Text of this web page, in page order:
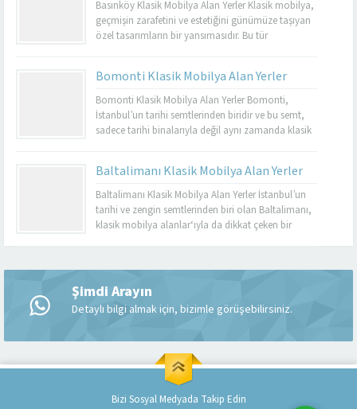
Basınköy Klasik Mobilya Alan Yerler Klasik mobilya,
geçmişin zarafetini ve estetiğini günümüze taşıyan
özel tasarımların bir yansımasıdır. Bu tür
mobilya alan yerler, bu tür özel parçaları
değerlendirmek isteyenler için mükemmel bir
seçenektir. Eğer siz de eski mobilyalarınızı satmayı...
Bomonti Klasik Mobilya Alan Yerler
Bomonti Klasik Mobilya Alan Yerler Bomonti,
İstanbul’un tarihi semtlerinden biridir ve bu semt,
sadece tarihi binalarıyla değil aynı zamanda klasik
bir semt olup, bu semtte klasik mobilyaları sevenler
için birçok seçenek sunmaktadır. Bomonti klasik
mobilya...
Baltalimanı Klasik Mobilya Alan Yerler
Baltalimanı Klasik Mobilya Alan Yerler İstanbul’un
tarihi ve zengin semtlerinden biri olan Baltalimanı,
klasik mobilya alanlar‘ıyla da dikkat çeken bir
mobilya ürünlerini bulabileceğiniz birçok
mağazaya ev sahipliği yapmaktadır. Bu makalede,
Baltalimanı klasik mobilya alan yerler hakkında...
Şimdi Arayın
Detaylı bilgi almak için, bizimle görüşebilirsiniz.
Bizi Sosyal Medyada Takip Edin
Cevap Yaz